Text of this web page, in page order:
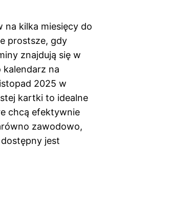
na kilka miesięcy do
prostsze, gdy
znajdują się w
kalendarz na
2025 w
kartki to idealne
chcą efektywnie
zawodowo,
jest